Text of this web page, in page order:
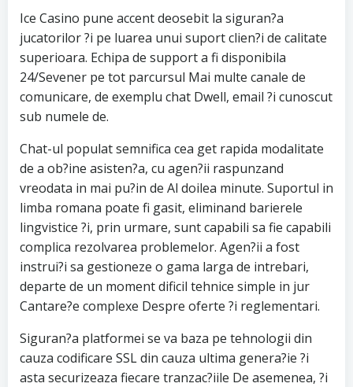
Ice Casino pune accent deosebit la siguran?a
jucatorilor ?i pe luarea unui suport clien?i de calitate
superioara. Echipa de support a fi disponibila
24/Sevener pe tot parcursul Mai multe canale de
comunicare, de exemplu chat Dwell, email ?i cunoscut
sub numele de.
Chat-ul populat semnifica cea get rapida modalitate
de a ob?ine asisten?a, cu agen?ii raspunzand
vreodata in mai pu?in de Al doilea minute. Suportul in
limba romana poate fi gasit, eliminand barierele
lingvistice ?i, prin urmare, sunt capabili sa fie capabili
complica rezolvarea problemelor. Agen?ii a fost
instrui?i sa gestioneze o gama larga de intrebari,
departe de un moment dificil tehnice simple in jur
Cantare?e complexe Despre oferte ?i reglementari.
Siguran?a platformei se va baza pe tehnologii din
cauza codificare SSL din cauza ultima genera?ie ?i
asta securizeaza fiecare tranzac?iile De asemenea, ?i